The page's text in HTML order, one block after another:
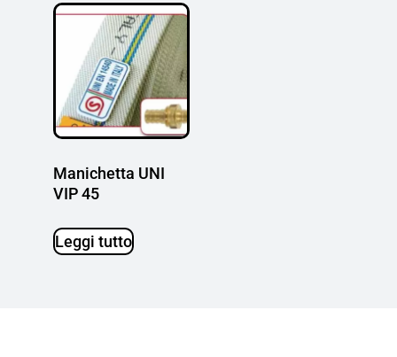
Manichetta UNI
VIP 45
Leggi tutto